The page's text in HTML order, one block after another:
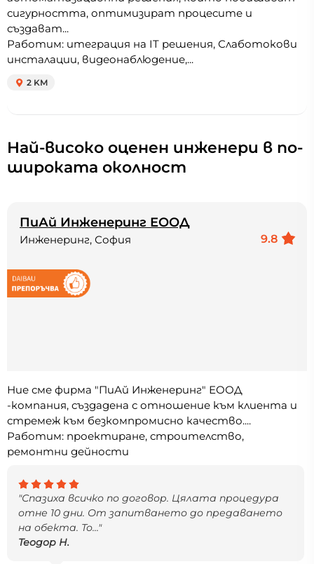
сигурността, оптимизират процесите и
създават...
Работим: итеграция на IT решения, Слаботокови
инсталации, видеонаблюдение,...
2 KM
Най-високо оценен инженери в по-
широката околност
ПиАй Инженеринг ЕООД
9.8
Инженеринг, София
Ние сме фирма "ПиАй Инженеринг" ЕООД
-компания, създадена с отношение към клиента и
стремеж към безкомпромисно качество....
Работим: проектиране, строителство,
ремонтни дейности
"Спазиха всичко по договор. Цялата процедура
отне 10 дни. От запитването до предаването
на обекта. То..."
Теодор Н.